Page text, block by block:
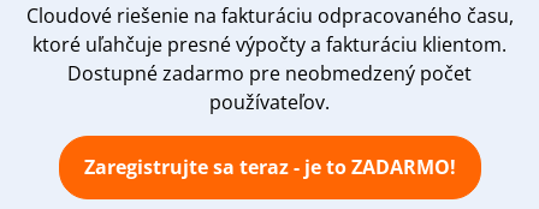
Cloudové riešenie na fakturáciu odpracovaného času,
ktoré uľahčuje presné výpočty a fakturáciu klientom.
Dostupné zadarmo pre neobmedzený počet
používateľov.
Zaregistrujte sa teraz - je to ZADARMO!